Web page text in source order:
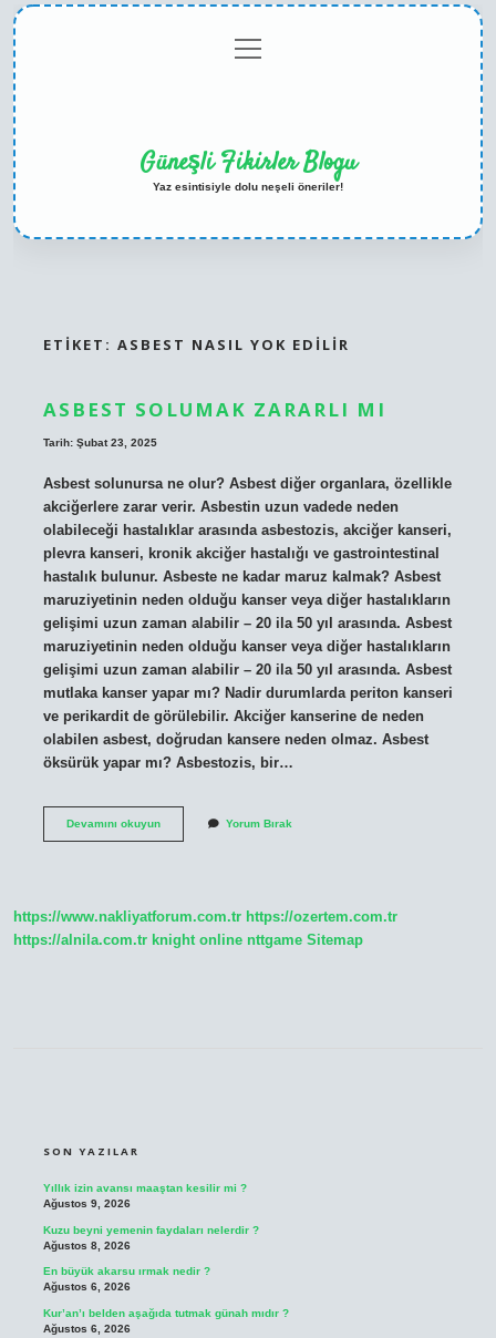
menüyü
aç
Güneşli Fikirler Blogu
Yaz esintisiyle dolu neşeli öneriler!
ETIKET: ASBEST NASIL YOK EDILIR
ASBEST SOLUMAK ZARARLI MI
Tarih: Şubat 23, 2025
Asbest solunursa ne olur? Asbest diğer organlara, özellikle
akciğerlere zarar verir. Asbestin uzun vadede neden
olabileceği hastalıklar arasında asbestozis, akciğer kanseri,
plevra kanseri, kronik akciğer hastalığı ve gastrointestinal
hastalık bulunur. Asbeste ne kadar maruz kalmak? Asbest
maruziyetinin neden olduğu kanser veya diğer hastalıkların
gelişimi uzun zaman alabilir – 20 ila 50 yıl arasında. Asbest
maruziyetinin neden olduğu kanser veya diğer hastalıkların
gelişimi uzun zaman alabilir – 20 ila 50 yıl arasında. Asbest
mutlaka kanser yapar mı? Nadir durumlarda periton kanseri
ve perikardit de görülebilir. Akciğer kanserine de neden
olabilen asbest, doğrudan kansere neden olmaz. Asbest
öksürük yapar mı? Asbestozis, bir…
Devamını okuyunAsbest
Yorum Bırak
https://www.nakliyatforum.com.tr https://ozertem.com.tr
https://alnila.com.tr knight online nttgame Sitemap
SON YAZILAR
Yıllık izin avansı maaştan kesilir mi ?
Ağustos 9, 2026
Kuzu beyni yemenin faydaları nelerdir ?
Ağustos 8, 2026
En büyük akarsu ırmak nedir ?
Ağustos 6, 2026
Kur’an’ı belden aşağıda tutmak günah mıdır ?
Ağustos 6, 2026